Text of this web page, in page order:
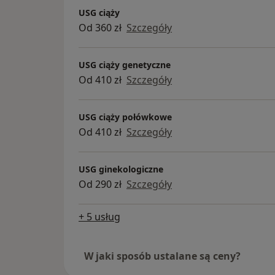
„USG w ginekologii i położnictwie dla
Wiek przyjmowanych pacjentek: od 16
BORAMED (informacja dla pacjentów firm
Klientów towarzystw ubezpieczeniowych
ramach ubezpieczenia prosimy o kontakt
infolinią towarzystwa ubezpieczeniowego
ubezpieczyciela).
Zapisanie się przez portal Znany lekarz
wizyty i USG. Przez portal nie dokonuje
cytologię, receptę itp.
307; Warszawa Praga Południe
USG ciąży
Od 360 zł Szczegóły
USG ciąży genetyczne
Od 410 zł Szczegóły
USG ciąży połówkowe
Od 410 zł Szczegóły
USG ginekologiczne
Od 290 zł Szczegóły
+ 5 usług
W jaki sposób ustalane są ceny?